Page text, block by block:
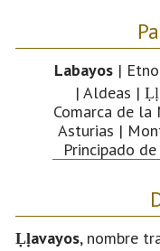
Labayos |
| Aldeas |
Comarca de la
Asturias |
Principado
Ḷḷavayos, nombre